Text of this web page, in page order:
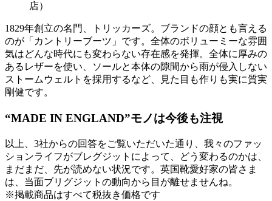
店）
1829年創立の名門、トリッカーズ。ブランドの顔とも言える
のが「カントリーブーツ」です。全体のボリューミーな雰囲
気はどんな時代にも変わらない存在感を発揮。全体に厚みの
あるレザーを使い、ソールと本体の隙間から雨が侵入しない
ストームウェルトを採用するなど、見た目も作りも実に質実
剛健です。
“MADE IN ENGLAND”モノは今後も注視
以上、3社からの回答をご覧いただいた通り、我々のファッ
ションライフがブレグジットによって、どう変わるのかは、
まだまだ、先が読めない状況です。英国靴愛好家の皆さま
は、当面ブリグジットの動向から目が離せませんね。
※掲載商品はすべて税抜き価格です